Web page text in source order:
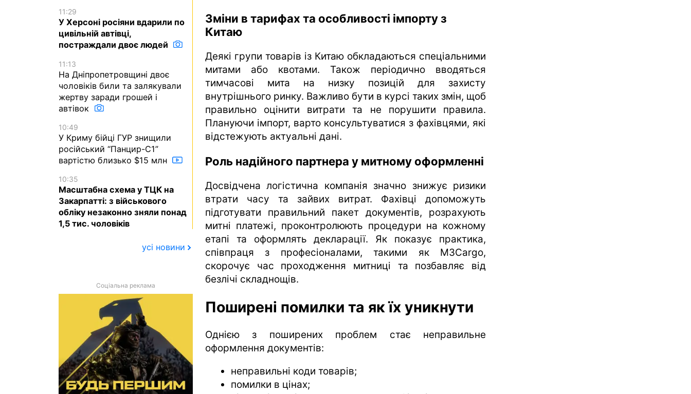
Зміни в тарифах та особливості імпорту з
Китаю
Деякі групи товарів із Китаю обкладаються спеціальними
митами або квотами. Також періодично вводяться
тимчасові мита на низку позицій для захисту
внутрішнього ринку. Важливо бути в курсі таких змін, щоб
правильно оцінити витрати та не порушити правила.
Плануючи імпорт, варто консультуватися з фахівцями, які
відстежують актуальні дані.
Роль надійного партнера у митному оформленні
Досвідчена логістична компанія значно знижує ризики
втрати часу та зайвих витрат. Фахівці допоможуть
підготувати правильний пакет документів, розрахують
митні платежі, проконтролюють процедури на кожному
етапі та оформлять декларації. Як показує практика,
співпраця з професіоналами, такими як M3Cargo,
скорочує час проходження митниці та позбавляє від
безлічі складнощів.
Поширені помилки та як їх уникнути
Однією з поширених проблем стає неправильне
оформлення документів:
неправильні коди товарів;
помилки в цінах;
11:29
У Херсоні росіяни вдарили по
цивільній автівці,
постраждали двоє людей
11:13
На Дніпропетровщині двоє
чоловіків били та залякували
жертву заради грошей і
автівок
10:49
У Криму бійці ГУР знищили
російський “Панцир-С1”
вартістю близько $15 млн
10:35
Масштабна схема у ТЦК на
Закарпатті: з військового
обліку незаконно зняли понад
1,5 тис. чоловіків
усі новини
Соціальна реклама